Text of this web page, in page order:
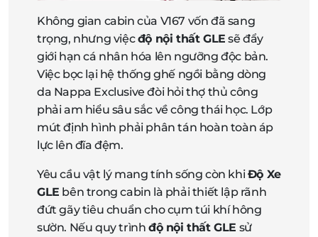
Không gian cabin của V167 vốn đã sang
trọng, nhưng việcđộ nội thất GLE sẽ đẩy
giới hạn cá nhân hóa lên ngưỡng độc bản.
Việc bọc lại hệ thống ghế ngồi bằng dòng
da Nappa Exclusive đòi hỏi thợ thủ công
phải am hiểu sâu sắc về công thái học. Lớp
mút định hình phải phân tán hoàn toàn áp
lực lên đĩa đệm.
Yêu cầu vật lý mang tính sống còn khiĐộ Xe
GLE bên trong cabin là phải thiết lập rãnh
đứt gãy tiêu chuẩn cho cụm túi khí hông
sườn. Nếu quy trình độ nội thất GLE sử